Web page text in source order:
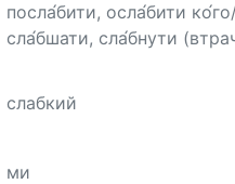
посла́бити, осла́бити
сла́бшати, сла́бнути
слабкий
ми